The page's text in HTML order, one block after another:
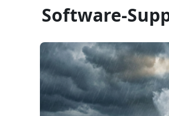
Software-